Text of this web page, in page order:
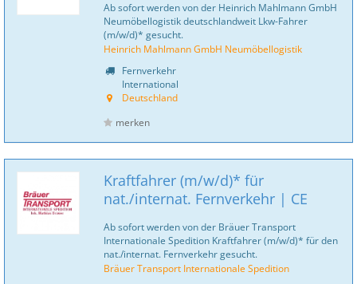
Ab sofort werden von der Heinrich Mahlmann GmbH
Neumöbellogistik deutschlandweit Lkw-Fahrer
(m/w/d)* gesucht.
Heinrich Mahlmann GmbH Neumöbellogistik
Fernverkehr
International
Deutschland
merken
Kraftfahrer (m/w/d)* für
nat./internat. Fernverkehr | CE
Ab sofort werden von der Bräuer Transport
Internationale Spedition Kraftfahrer (m/w/d)* für den
nat./internat. Fernverkehr gesucht.
Bräuer Transport Internationale Spedition